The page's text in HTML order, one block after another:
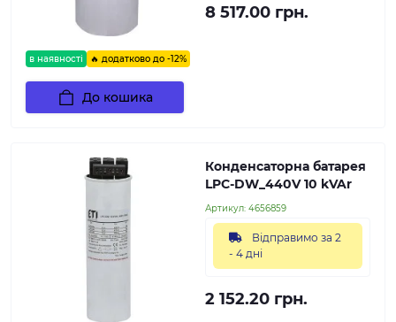
в наявності 🔥 додатково до -12%
8 517.00 грн.
До кошика
Конденсаторна батарея
LPC-DW_440V 10 kVAr
Артикул: 4656859
Відправимо за 2
- 4 дні
2 152.20 грн.